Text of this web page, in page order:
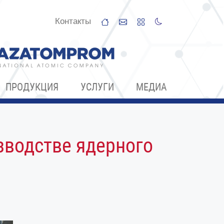
Контакты
ПРОДУКЦИЯ УСЛУГИ МЕДИА
ядерного